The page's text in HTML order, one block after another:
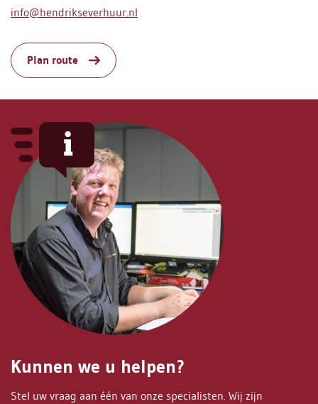
info@hendrikseverhuur.nl
Plan route
Kunnen we u helpen?
Stel uw vraag aan één van onze specialisten. Wij zijn